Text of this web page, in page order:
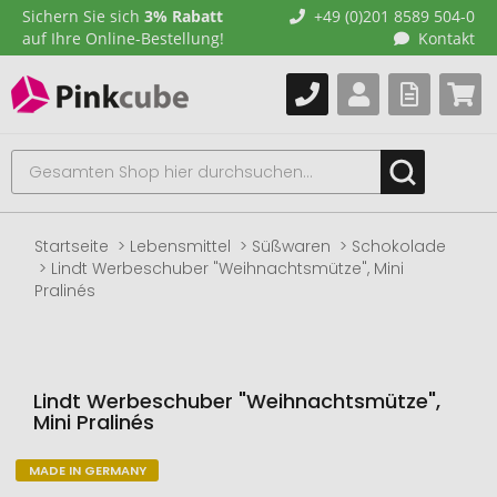
Sichern Sie sich 3% Rabatt
auf Ihre Online-Bestellung!
+49 (0)201 8589 504-0
Kontakt
Startseite Lebensmittel Süßwaren
Schokolade
Lindt Werbeschuber "Weihnachtsmütze", Mini
Pralinés
Lindt Werbeschuber "Weihnachtsmütze",
Mini Pralinés
Zum
MADE IN GERMANY